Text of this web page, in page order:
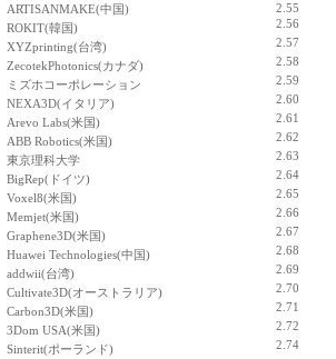
ARTISANMAKE(中国)
ROKIT(韓国)
XYZprinting(台湾)
ZecotekPhotonics(カナダ)
ミズホコーポレーション
NEXA3D(イタリア)
Arevo Labs(米国)
ABB Robotics(米国)
東京理科大学
BigRep(ドイツ)
Voxel8(米国)
Memjet(米国)
Graphene3D(米国)
Huawei Technologies(中国)
addwii(台湾)
Cultivate3D(オーストラリア)
Carbon3D(米国)
3Dom USA(米国)
Sinterit(ポーランド)
2.55
2.56
2.57
2.58
2.59
2.60
2.61
2.62
2.63
2.64
2.65
2.66
2.67
2.68
2.69
2.70
2.71
2.72
2.74